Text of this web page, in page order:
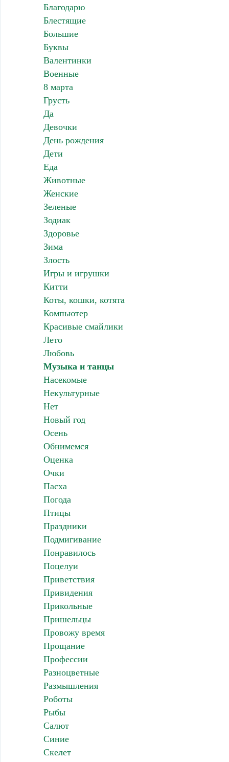
Благодарю
Блестящие
Большие
Буквы
Валентинки
Военные
8 марта
Грусть
Да
Девочки
День рождения
Дети
Еда
Животные
Женские
Зеленые
Зодиак
Здоровье
Зима
Злость
Игры и игрушки
Китти
Коты, кошки, котята
Компьютер
Красивые смайлики
Лето
Любовь
Музыка и танцы
Насекомые
Некультурные
Нет
Новый год
Осень
Обнимемся
Оценка
Очки
Пасха
Погода
Птицы
Праздники
Подмигивание
Понравилось
Поцелуи
Приветствия
Привидения
Прикольные
Пришельцы
Провожу время
Прощание
Профессии
Разноцветные
Размышления
Роботы
Рыбы
Салют
Синие
Скелет